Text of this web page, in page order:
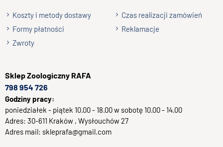
Koszty i metody dostawy
Czas realizacji zamówień
Formy płatności
Reklamacje
Zwroty
SklepZoologiczny RAFA
798 954 726
Godziny pracy:
poniedziałek - piątek 10.00 - 18.00 w sobotę 10.00 - 14.00
Adres: 30-611 Kraków , Wysłouchów 27
Adres mail: skleprafa@gmail.com